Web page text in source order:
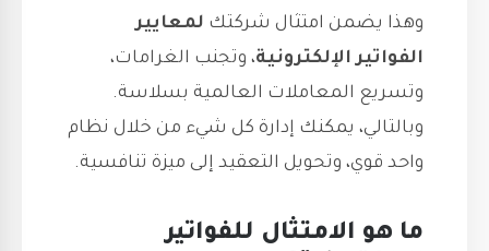
وهذا يضمن امتثال شركتك لمعايير
الفواتير الإلكترونية، وتجنب الغرامات،
وتسريع المعاملات العالمية بسلاسة.
وبالتالي، يمكنك إدارة كل شيء من خلال نظام
واحد قوي، وتحويل التعقيد إلى ميزة تنافسية.
ما هو الامتثال للفواتير